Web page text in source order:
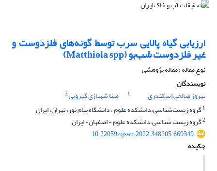
ارزیابی گیاه پالایی سرب توسط گونه‌های فلزدوست و
غیر فلزدوست شب‌بو (Matthiola spp)
نوع مقاله : مقاله پژوهشی
نویسندگان
بهروز صالحی اسکندری
1 مینا شهبازی گهرویی2
1گروه زیست‌شناسی،دانشکده علوم ، دانشگاه پیام نور، تهران، ایران
2گروه زیست شناسی،دانشکده علوم - اصفهان- ایران
10.22059/ijswr.2022.348205.669349
چکیده